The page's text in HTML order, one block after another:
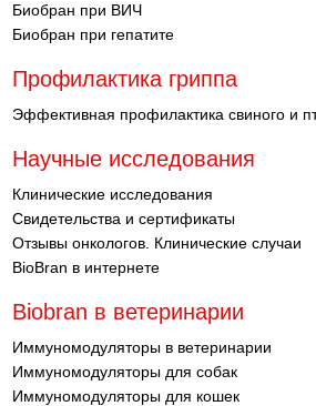
Биобран при ВИЧ
Биобран при гепатите
Профилактика гриппа
Эффективная профилактика свиного и
Научные исследования
Клинические исследования
Свидетельства и сертификаты
Отзывы онкологов. Клинические случаи
BioBran в интернете
Biobran в ветеринарии
Иммуномодуляторы в ветеринарии
Иммуномодуляторы для собак
Иммуномодуляторы для кошек